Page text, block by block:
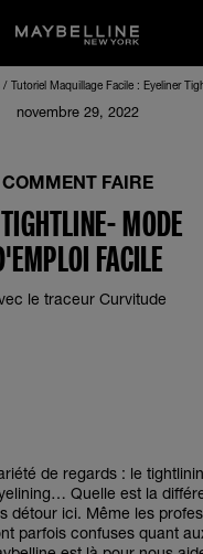
Tutoriel Maquillage Facile : Eyeliner
novembre 29, 2022
COMMENT FAIRE
MODE
FACILE
le traceur Curvitude
de regards : le
Quelle est la
détour ici. Même les
parfois confuses quant